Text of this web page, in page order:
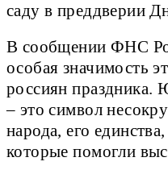
саду в преддверии
В сообщении ФНС
особая значимость
россиян
– это символ
народа, его
которые помогли